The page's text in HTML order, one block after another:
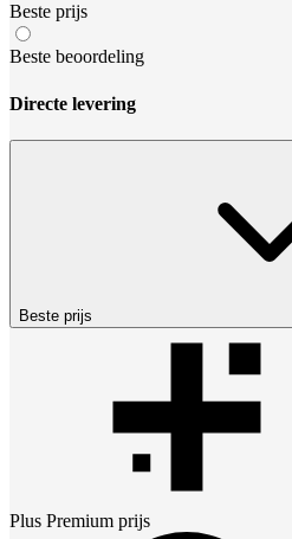
Beste prijs
Beste beoordeling
Directe levering
Beste prijs
Plus Premium prijs